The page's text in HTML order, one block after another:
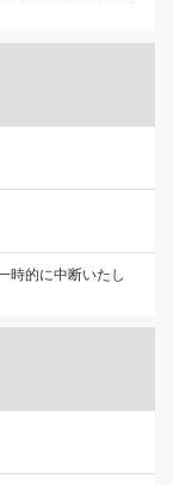
時的に中断いたし